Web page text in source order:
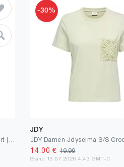
-30%
JDY
14.00 €19.99
Stand 13.07.2026 4:43 GMT+0